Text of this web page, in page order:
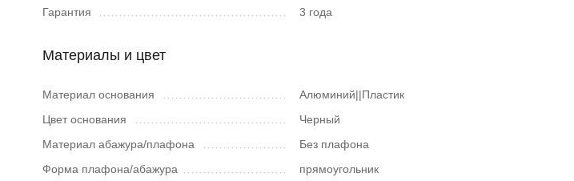
Гарантия
3 года
Материалы и цвет
Материал основания
Алюминий||Пластик
Цвет основания
Черный
Материал абажура/плафона
Без плафона
Форма плафона/абажура
прямоугольник